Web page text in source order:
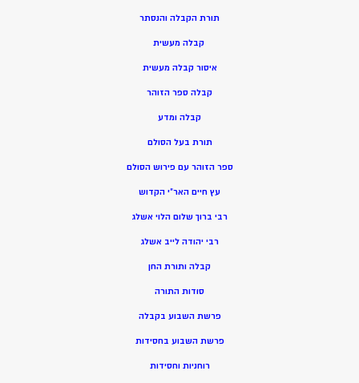
תורת הקבלה והנסתר
קבלה מעשית
איסור קבלה מעשית
קבלה ספר הזוהר
קבלה ומדע
תורת בעל הסולם
ספר הזוהר עם פירוש הסולם
עץ חיים האר”י הקדוש
רבי ברוך שלום הלוי אשלג
רבי יהודה לייב אשלג
קבלה ותורת החן
סודות התורה
פרשת השבוע בקבלה
פרשת השבוע בחסידות
רוחניות וחסידות